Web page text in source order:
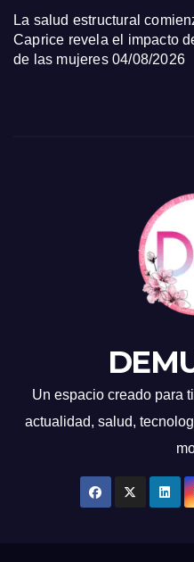
La salud estructural
Caprice revela el impacto
de las mujeres 04/08/2026
Un espacio creado para
actualidad, salud,